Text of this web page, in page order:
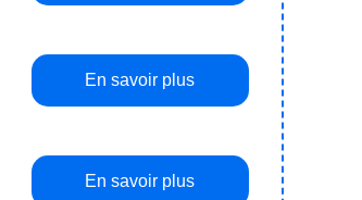
En savoir plus
En savoir plus